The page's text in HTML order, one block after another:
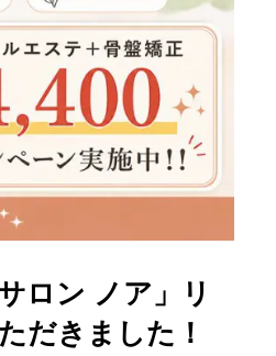
ロン ノア」リ
だきました！